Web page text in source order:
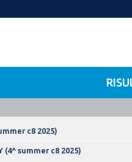
c8 2025)
(4^ summer c8 2025)